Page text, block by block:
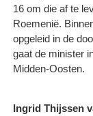
16 om die af te
Roemenië.
opgeleid in de
gaat de minister
Midden-Oosten.
Ingrid Thijssen